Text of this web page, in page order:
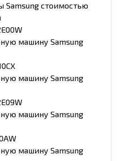
стоимостью
машину Samsung
машину Samsung
машину Samsung
машину Samsung